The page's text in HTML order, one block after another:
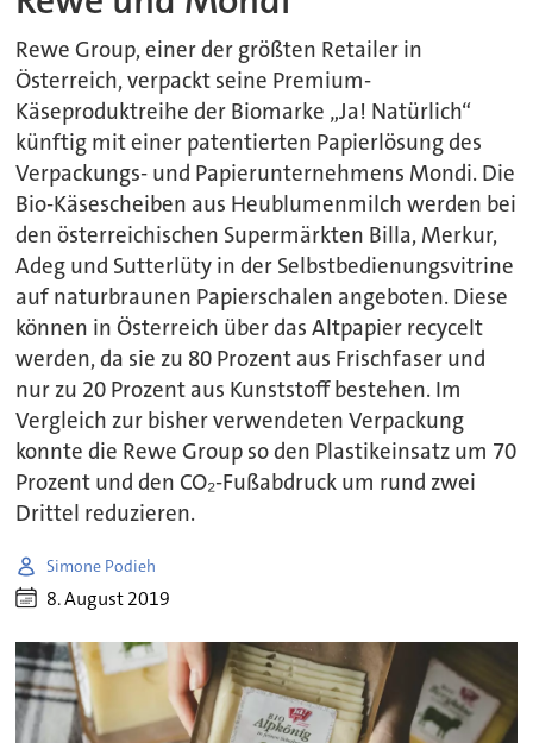
Rewe Group, einer der größten Retailer in
Österreich, verpackt seine Premium-
Käseproduktreihe der Biomarke „Ja! Natürlich“
künftig mit einer patentierten Papierlösung des
Verpackungs- und Papierunternehmens Mondi. Die
Bio-Käsescheiben aus Heublumenmilch werden bei
den österreichischen Supermärkten Billa, Merkur,
Adeg und Sutterlüty in der Selbstbedienungsvitrine
auf naturbraunen Papierschalen angeboten. Diese
können in Österreich über das Altpapier recycelt
werden, da sie zu 80 Prozent aus Frischfaser und
nur zu 20 Prozent aus Kunststoff bestehen. Im
Vergleich zur bisher verwendeten Verpackung
konnte die Rewe Group so den Plastikeinsatz um 70
Prozent und den CO₂-Fußabdruck um rund zwei
Drittel reduzieren.
Simone Podieh
8. August 2019